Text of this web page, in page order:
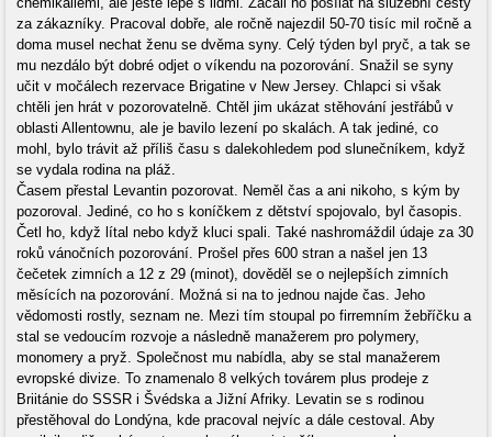
za zákazníky. Pracoval dobře, ale ročně najezdil 50-70 tisíc mil ročně a
doma musel nechat ženu se dvěma syny. Celý týden byl pryč, a tak se
mu nezdálo být dobré odjet o víkendu na pozorování. Snažil se syny
učit v močálech rezervace Brigatine v New Jersey. Chlapci si však
chtěli jen hrát v pozorovatelně. Chtěl jim ukázat stěhování jestřábů v
oblasti Allentownu, ale je bavilo lezení po skalách. A tak jediné, co
mohl, bylo trávit až příliš času s dalekohledem pod slunečníkem, když
se vydala rodina na pláž.
Časem přestal Levantin pozorovat. Neměl čas a ani nikoho, s kým by
pozoroval. Jediné, co ho s koníčkem z dětství spojovalo, byl časopis.
Četl ho, když lítal nebo když kluci spali. Také nashromáždil údaje za 30
roků vánočních pozorování. Prošel přes 600 stran a našel jen 13
čečetek zimních a 12 z 29 (minot), dověděl se o nejlepších zimních
měsících na pozorování. Možná si na to jednou najde čas. Jeho
vědomosti rostly, seznam ne. Mezi tím stoupal po firremním žebříčku a
stal se vedoucím rozvoje a následně manažerem pro polymery,
monomery a pryž. Společnost mu nabídla, aby se stal manažerem
evropské divize. To znamenalo 8 velkých továrem plus prodeje z
Briitánie do SSSR i Švédska a Jižní Afriky. Levatin se s rodinou
přestěhoval do Londýna, kde pracoval nejvíc a dále cestoval. Aby